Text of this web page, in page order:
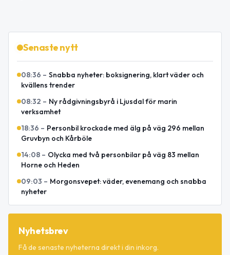
Senaste nytt
08:36 – Snabba nyheter: boksignering, klart väder och
kvällens trender
08:32 – Ny rådgivningsbyrå i Ljusdal för marin
verksamhet
18:36 – Personbil krockade med älg på väg 296 mellan
Gruvbyn och Kårböle
14:08 – Olycka med två personbilar på väg 83 mellan
Horne och Heden
09:03 – Morgonsvepet: väder, evenemang och snabba
nyheter
Nyhetsbrev
Få de senaste nyheterna direkt i din inkorg.